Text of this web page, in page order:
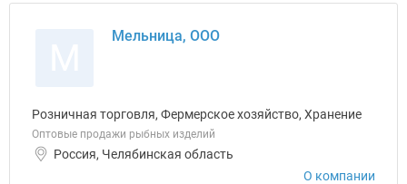
Мельница, ООО
Розничная торговля, Фермерское хозяйство, Хранение
Оптовые продажи рыбных изделий
Россия, Челябинская область
О компании